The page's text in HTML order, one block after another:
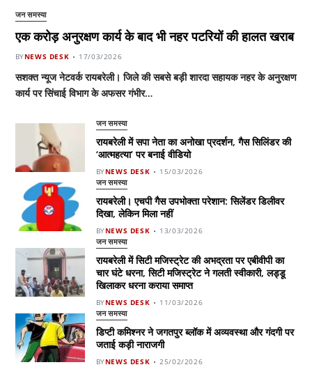
जन समस्या
एक करोड़ अनुरक्षण कार्य के बाद भी नहर पटरियों की हालत खराब
BYNEWS DESK 17/03/2026
सशक्त न्यूज नेटवर्क रायबरेली। जिले की सबसे बड़ी शारदा सहायक नहर के अनुरक्षण
कार्य पर सिंचाई विभाग के अफसर गंभीर…
जन समस्या
रायबरेली में सपा नेता का अनोखा प्रदर्शन, गैस सिलिंडर की
‘आत्महत्या’ पर बनाई वीडियो
BYNEWS DESK 15/03/2026
जन समस्या
रायबरेली। एचपी गैस उपभोक्ता परेशान: सिलेंडर डिलीवर
दिखा, लेकिन मिला नहीं
BYNEWS DESK 13/03/2026
जन समस्या
रायबरेली में सिटी मजिस्ट्रेट की अभद्रता पर एबीवीपी का
चार घंटे धरना, सिटी मजिस्ट्रेट ने गलती स्वीकारी, लड्डू
खिलाकर धरना कराया समाप्त
BYNEWS DESK 11/03/2026
जन समस्या
डिप्टी कमिश्नर ने जगतपुर ब्लॉक में अव्यवस्था और गंदगी पर
जताई कड़ी नाराजगी
BYNEWS DESK 25/02/2026